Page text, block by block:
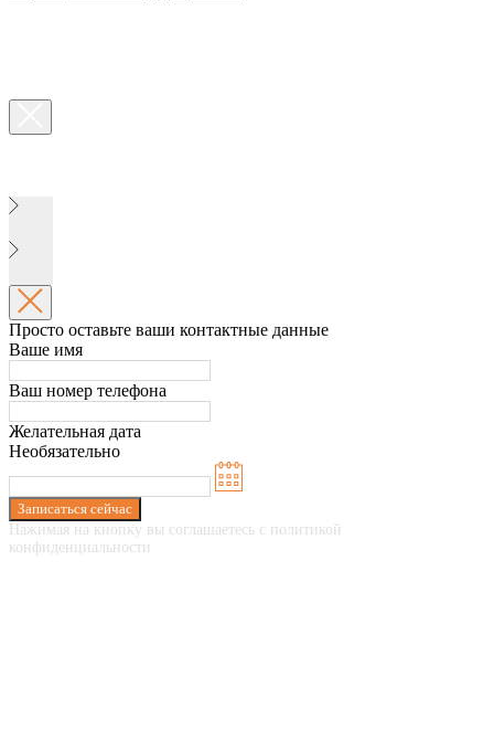
Просто оставьте ваши контактные данные
Ваше имя
Ваш номер телефона
Желательная дата
Необязательно
Записаться сейчас
Нажимая на кнопку вы соглашаетесь с политикой
конфиденциальности